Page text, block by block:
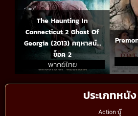
ประเภทหนัง
Action บู๊
The Haunting In
Connecticut 2 Ghost Of
Georgia (2013) คฤหาสน์…
ช็อค 2
พากย์ไทย